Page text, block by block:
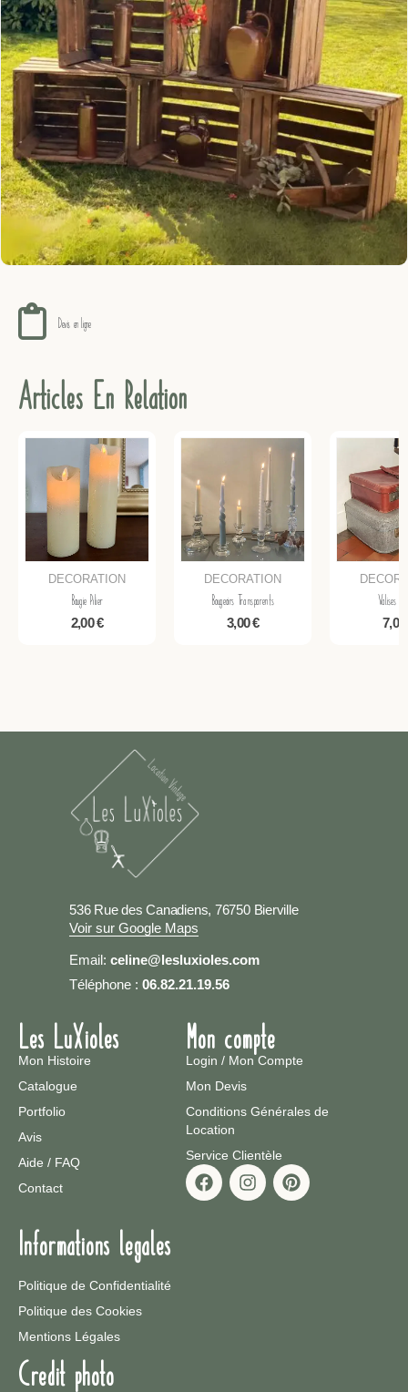
Devis en ligne !
Articles En Relation
DECORATION
Bougie Pilier
2,00€
DECORATION
Bougeoirs Transparents
3,00€
Valises
7,00
536 Rue des Canadiens, 76750 Bierville
Voir sur Google Maps
Email: celine@lesluxioles.com
Téléphone : 06.82.21.19.56
Les LuXioles
Mon Histoire
Catalogue
Portfolio
Avis
Aide / FAQ
Contact
Mon compte
Login / Mon Compte
Mon Devis
Conditions Générales de
Location
Service Clientèle
Informations legales
Politique de Confidentialité
Politique des Cookies
Mentions Légales
Credit photo